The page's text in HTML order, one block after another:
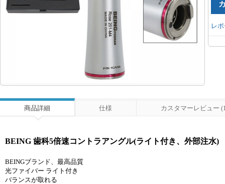
レ
商品詳細 仕様 カスタマーレビュー
BEING 歯科5倍速コントラアングル(ライト付き、外部注水)
BEINGブランド、最高品質
光ファイバー ライト付き
バランスが取れる